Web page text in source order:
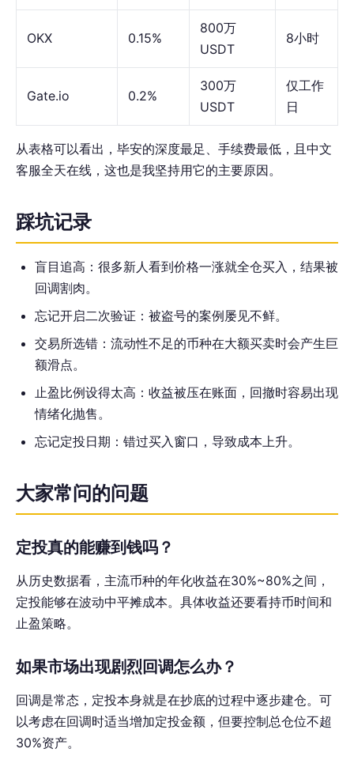
OKX 0.15%
800万
USDT
8小时
Gate.io 0.2%
300万
USDT
仅工作
日
从表格可以看出，毕安的深度最足、手续费最低，且中文
客服全天在线，这也是我坚持用它的主要原因。
踩坑记录
盲目追高：很多新人看到价格一涨就全仓买入，结果被
回调割肉。
忘记开启二次验证：被盗号的案例屡见不鲜。
交易所选错：流动性不足的币种在大额买卖时会产生巨
额滑点。
止盈比例设得太高：收益被压在账面，回撤时容易出现
情绪化抛售。
忘记定投日期：错过买入窗口，导致成本上升。
大家常问的问题
定投真的能赚到钱吗？
从历史数据看，主流币种的年化收益在30%~80%之间，
定投能够在波动中平摊成本。具体收益还要看持币时间和
止盈策略。
如果市场出现剧烈回调怎么办？
回调是常态，定投本身就是在抄底的过程中逐步建仓。可
以考虑在回调时适当增加定投金额，但要控制总仓位不超
30%资产。